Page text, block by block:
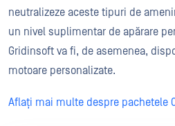
neutralizeze aceste tipuri de
un nivel suplimentar de apărare
Gridinsoft va fi, de asemenea,
motoare personalizate.
Aflați mai multe despre pachetele